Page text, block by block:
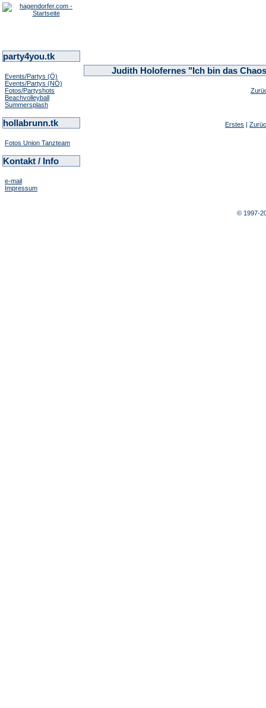
party4you.tk
Events/Partys (Ö)
Events/Partys (NÖ)
Fotos/Partyshots
Beachvolleyball
Summersplash
hollabrunn.tk
Fotos Union Tanzteam
Kontakt / Info
e-mail
Impressum
Judith Holofernes "Ich bin das
Erstes |
© 1997-